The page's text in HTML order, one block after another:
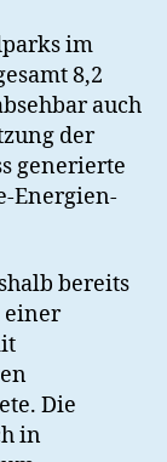
im
8,2
auch
der
generierte
Energien-
bereits
einer
Die
in